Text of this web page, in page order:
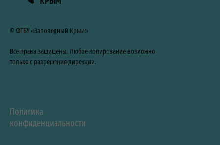
Политика
конфиденциальности
© ФГБУ «Заповедный Крым»
Все права защищены. Любое копирование возможно
только с разрешения дирекции.